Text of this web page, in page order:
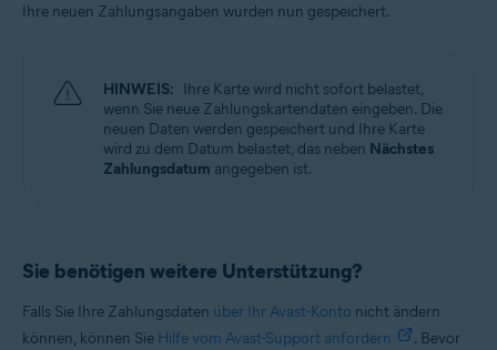
Ihre neuen Zahlungsangaben wurden nun gespeichert.
HINWEIS: Ihre Karte wird nicht sofort belastet,
wenn Sie neue Zahlungskartendaten eingeben. Die
neuen Daten werden gespeichert und Ihre Karte
wird zu dem Datum belastet, das neben Nächstes
Zahlungsdatum angegeben ist.
Sie benötigen weitere Unterstützung?
Falls Sie Ihre Zahlungsdaten über Ihr Avast-Konto nicht ändern
können, können Sie Hilfe vom Avast-Support anfordern
. Bevor